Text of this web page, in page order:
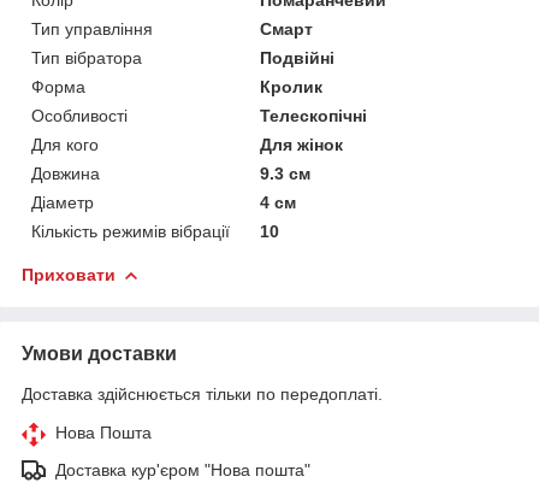
Тип управління
Смарт
Тип вібратора
Подвійні
Форма
Кролик
Особливості
Телескопічні
Для кого
Для жінок
Довжина
9.3 см
Діаметр
4 см
Кількість режимів вібрації
10
Приховати
Умови доставки
Доставка здійснюється тільки по передоплаті.
Нова Пошта
Доставка кур'єром "Нова пошта"